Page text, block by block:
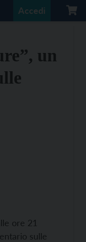
Accedi
un
ore 21
sulle